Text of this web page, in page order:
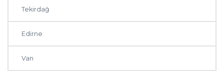
Tekirdağ
Edirne
Van